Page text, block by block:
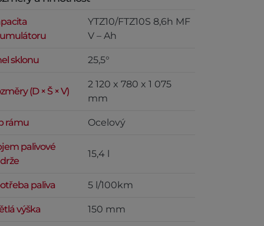
YTZ10/FTZ10S 8,6h MF
V – Ah
sklonu 25,5°
(D × Š × V)
2 120 x 780 x 1 075
mm
rámu Ocelový
palivové
15,4 l
paliva 5 l/100km
výška 150 mm